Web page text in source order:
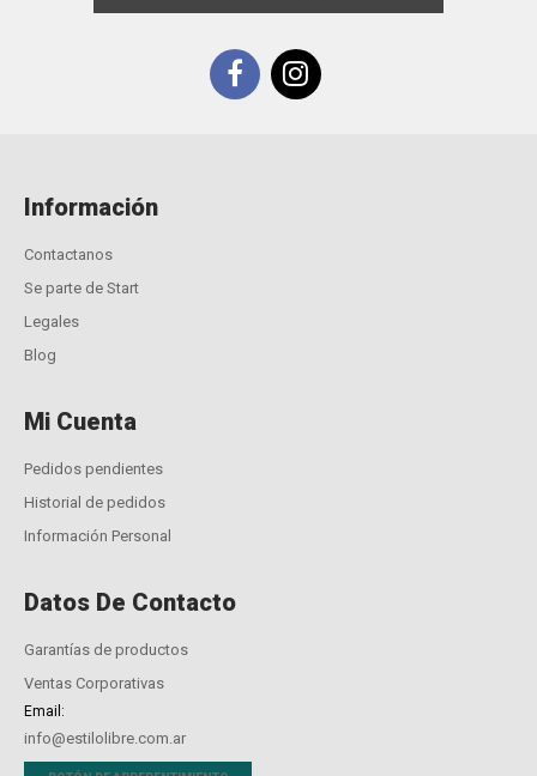
Información
Contactanos
Se parte de Start
Legales
Blog
Mi Cuenta
Pedidos pendientes
Historial de pedidos
Información Personal
Datos De Contacto
Garantías de productos
Ventas Corporativas
Email:
info@estilolibre.com.ar